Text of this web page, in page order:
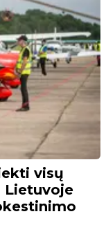
visų
Lietuvoje